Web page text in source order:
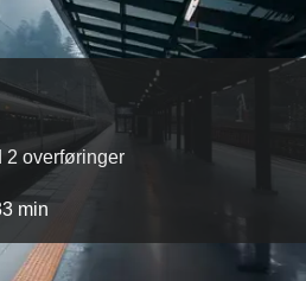
2 overføringer
min